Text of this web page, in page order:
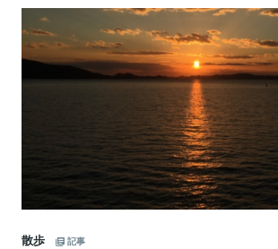
散歩
記事